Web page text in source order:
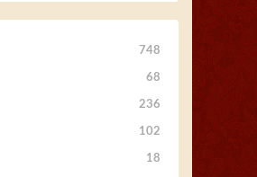
748
68
236
102
18